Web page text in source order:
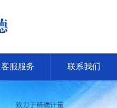
客服服务 联系我们